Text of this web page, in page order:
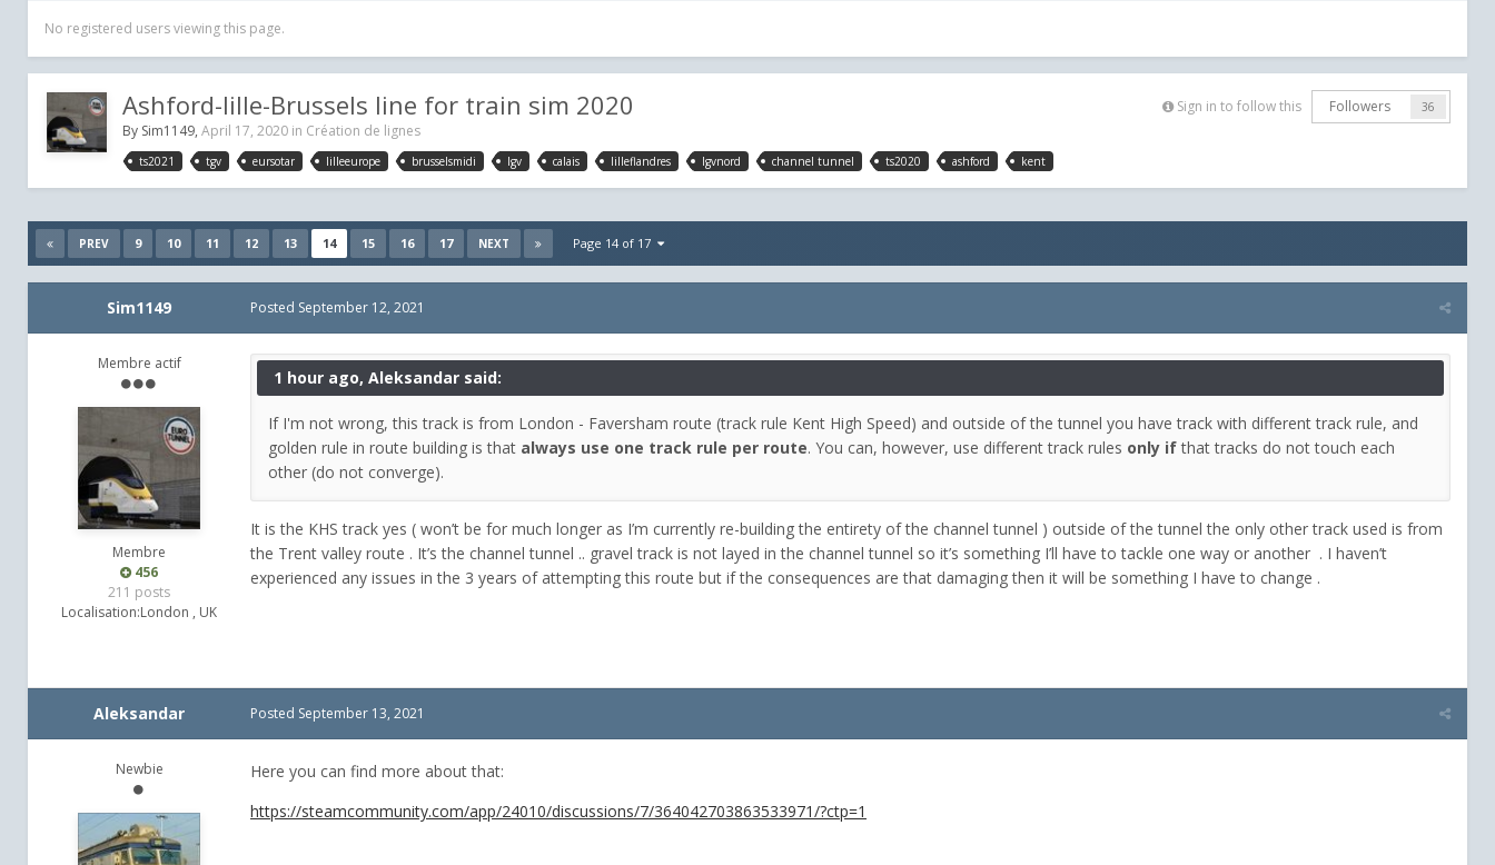
No registered users viewing this page.
Sign in to follow this Followers 36
Ashford-lille-Brussels line for train sim 2020
By Sim1149, April 17, 2020 in Création de lignes
ts2021 tgv eursotar lilleeurope brusselsmidi lgv calais lilleflandres lgvnord channel tunnel ts2020 ashford kent
PREV 9 10 11 12 13 14 15 16 17 NEXT Page 14 of 17
Sim1149
Membre actif
Membre
456
211 posts
Localisation:London , UK
Posted September 12, 2021
1 hour ago, Aleksandar said:
If I'm not wrong, this track is from London - Faversham route (track rule Kent High Speed) and outside of the tunnel you have track with different track rule, and
golden rule in route building is that always use one track rule per route. You can, however, use different track rules only ifthat tracks do not touch each
other (do not converge).
It is the KHS track yes ( won’t be for much longer as I’m currently re-building the entirety of the channel tunnel ) outside of the tunnel the only other track used is from
the Trent valley route . It’s the channel tunnel .. gravel track is not layed in the channel tunnel so it’s something I’ll have to tackle one way or another . I haven’t
experienced any issues in the 3 years of attempting this route but if the consequences are that damaging then it will be something I have to change .
Aleksandar
Newbie
Posted September 13, 2021
Here you can find more about that:
https://steamcommunity.com/app/24010/discussions/7/364042703863533971/?ctp=1